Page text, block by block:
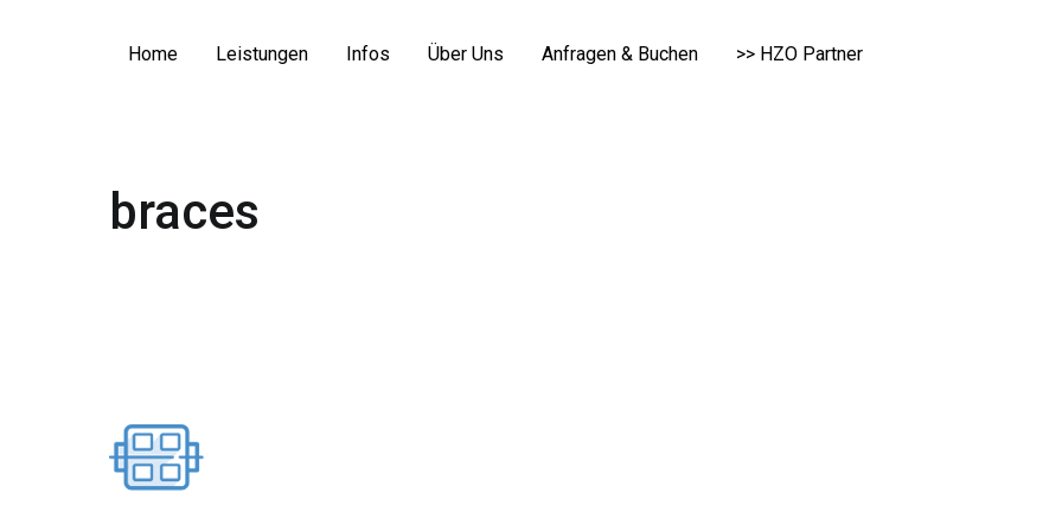
Home Leistungen Infos Über Uns Anfragen & Buchen >> HZO Partner
braces